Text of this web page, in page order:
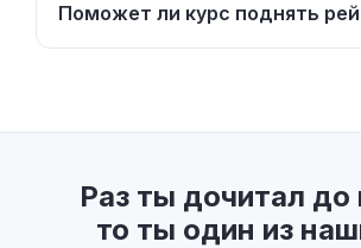
Поможет ли курс поднять
Раз ты дочитал до
то ты один из